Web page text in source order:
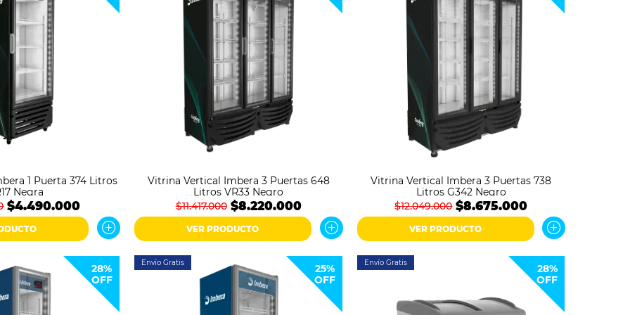
1 Puerta 374 Litros
Negra
$4.490.000
Vitrina Vertical Imbera 3 Puertas 648
Litros VR33 Negro
$11.417.000 $8.220.000
VER PRODUCTO
Vitrina Vertical Imbera 3 Puertas 738
Litros G342 Negro
$12.049.000 $8.675.000
VER PRODUCTO
28%
OFF
Envío Gratis
25%
OFF
Envío Gratis
28%
OFF